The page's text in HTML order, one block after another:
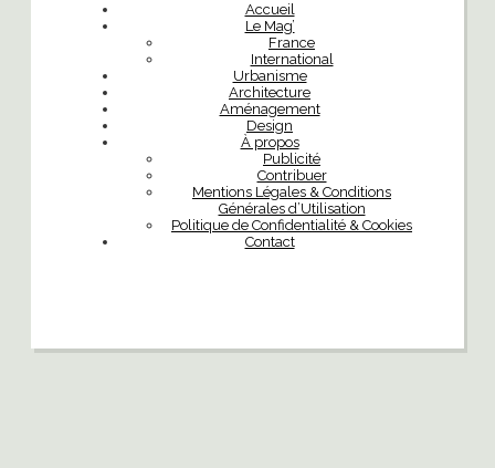
Accueil
Le Mag’
France
International
Urbanisme
Architecture
Aménagement
Design
À propos
Publicité
Contribuer
Mentions Légales & Conditions
Générales d’Utilisation
Politique de Confidentialité & Cookies
Contact